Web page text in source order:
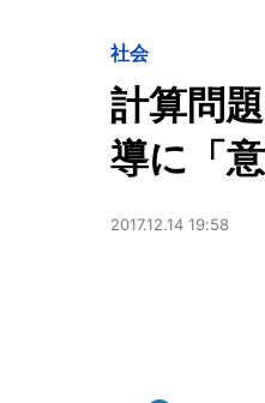
社会
計算問
導に「
2017.12.14 19:58